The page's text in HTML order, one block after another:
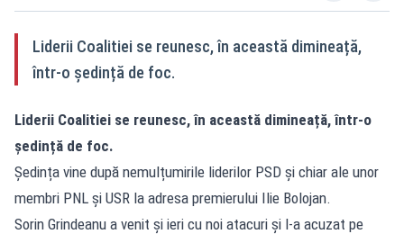
Liderii Coalitiei se reunesc, în această dimineață,
într-o ședință de foc.
Liderii Coalitiei se reunesc, în această dimineață, într-o
ședință de foc.
Ședința vine după nemulțumirile liderilor PSD și chiar ale unor
membri PNL și USR la adresa premierului Ilie Bolojan.
Sorin Grindeanu a venit și ieri cu noi atacuri și l-a acuzat pe